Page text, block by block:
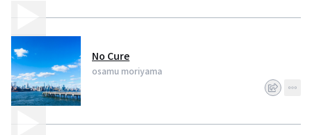
No Cure
osamu moriyama